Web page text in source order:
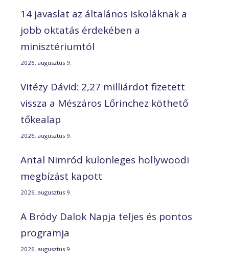
14 javaslat az általános iskoláknak a
jobb oktatás érdekében a
minisztériumtól
2026. augusztus 9.
Vitézy Dávid: 2,27 milliárdot fizetett
vissza a Mészáros Lőrinchez köthető
tőkealap
2026. augusztus 9.
Antal Nimród különleges hollywoodi
megbízást kapott
2026. augusztus 9.
A Bródy Dalok Napja teljes és pontos
programja
2026. augusztus 9.